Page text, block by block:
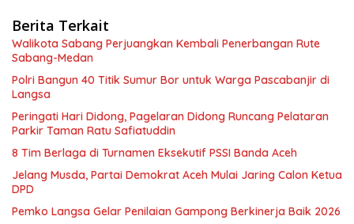
Berita Terkait
Walikota Sabang Perjuangkan Kembali Penerbangan Rute
Sabang-Medan
Polri Bangun 40 Titik Sumur Bor untuk Warga Pascabanjir di
Langsa
Peringati Hari Didong, Pagelaran Didong Runcang Pelataran
Parkir Taman Ratu Safiatuddin
8 Tim Berlaga di Turnamen Eksekutif PSSI Banda Aceh
Jelang Musda, Partai Demokrat Aceh Mulai Jaring Calon Ketua
DPD
Pemko Langsa Gelar Penilaian Gampong Berkinerja Baik 2026